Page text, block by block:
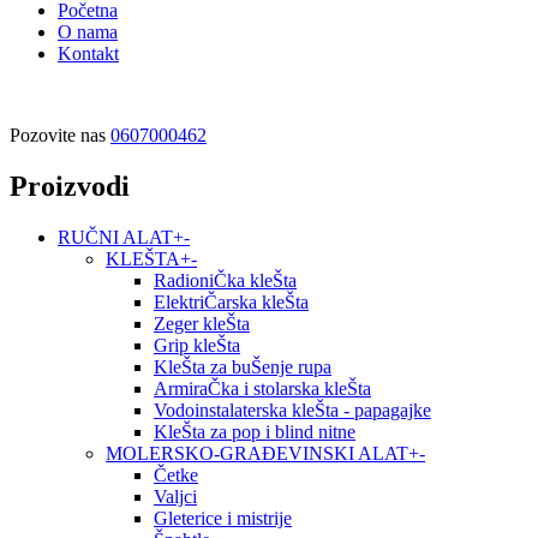
Početna
O nama
Kontakt
Pozovite nas 0607000462
Proizvodi
RUČNI ALAT+-
KLEŠTA+-
RadioniČka kleŠta
ElektriČarska kleŠta
Zeger kleŠta
Grip kleŠta
KleŠta za buŠenje rupa
ArmiraČka i stolarska kleŠta
Vodoinstalaterska kleŠta - papagajke
KleŠta za pop i blind nitne
MOLERSKO-GRAĐEVINSKI ALAT+-
Četke
Valjci
Gleterice i mistrije